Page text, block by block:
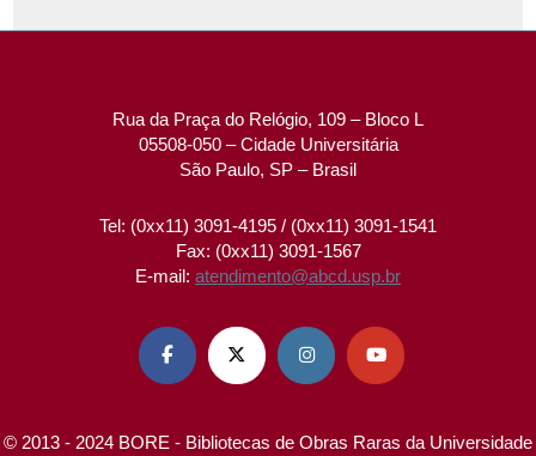
Rua da Praça do Relógio, 109 – Bloco L
05508-050 – Cidade Universitária
São Paulo, SP – Brasil
Tel: (0xx11) 3091-4195 / (0xx11) 3091-1541
Fax: (0xx11) 3091-1567
E-mail: atendimento@abcd.usp.br
   
© 2013 - 2024 BORE - Bibliotecas de Obras Raras da Universidade